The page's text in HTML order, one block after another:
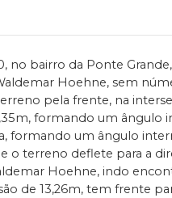
no bairro da Ponte
Hoehne, sem
pela frente, na
formando um ângulo
um ângulo
terreno deflete para a
Hoehne, indo
de 13,26m, tem frente